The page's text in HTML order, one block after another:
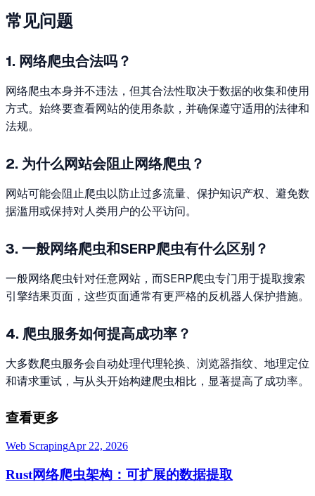
常见问题
1. 网络爬虫合法吗？
网络爬虫本身并不违法，但其合法性取决于数据的收集和使用
方式。始终要查看网站的使用条款，并确保遵守适用的法律和
法规。
2. 为什么网站会阻止网络爬虫？
网站可能会阻止爬虫以防止过多流量、保护知识产权、避免数
据滥用或保持对人类用户的公平访问。
3. 一般网络爬虫和SERP爬虫有什么区别？
一般网络爬虫针对任意网站，而SERP爬虫专门用于提取搜索
引擎结果页面，这些页面通常有更严格的反机器人保护措施。
4. 爬虫服务如何提高成功率？
大多数爬虫服务会自动处理代理轮换、浏览器指纹、地理定位
和请求重试，与从头开始构建爬虫相比，显著提高了成功率。
查看更多
Web ScrapingApr 22, 2026
Rust网络爬虫架构：可扩展的数据提取